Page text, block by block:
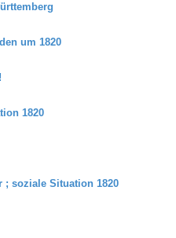
um 1820
1820
; soziale Situation 1820